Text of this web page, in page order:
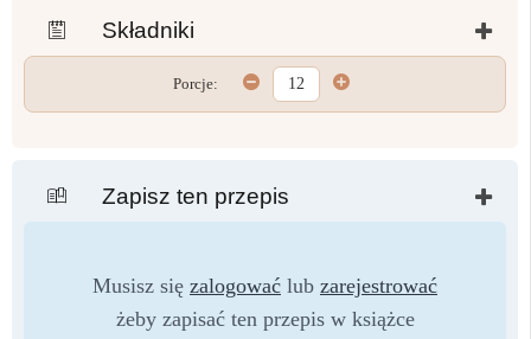
Składniki
Porcje:
Zapisz ten przepis
Musisz się zalogować lub zarejestrować
żeby zapisać ten przepis w książce